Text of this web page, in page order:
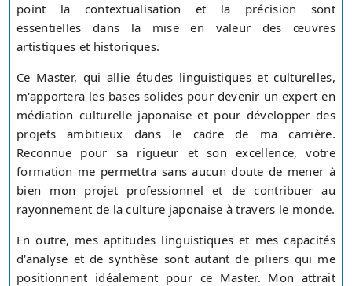
point la contextualisation et la précision sont
essentielles dans la mise en valeur des œuvres
artistiques et historiques.
Ce Master, qui allie études linguistiques et culturelles,
m'apportera les bases solides pour devenir un expert en
médiation culturelle japonaise et pour développer des
projets ambitieux dans le cadre de ma carrière.
Reconnue pour sa rigueur et son excellence, votre
formation me permettra sans aucun doute de mener à
bien mon projet professionnel et de contribuer au
rayonnement de la culture japonaise à travers le monde.
En outre, mes aptitudes linguistiques et mes capacités
d'analyse et de synthèse sont autant de piliers qui me
positionnent idéalement pour ce Master. Mon attrait